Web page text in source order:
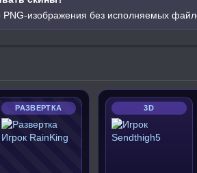
изображения без исполняемых
РАЗВЕРТКА 3D